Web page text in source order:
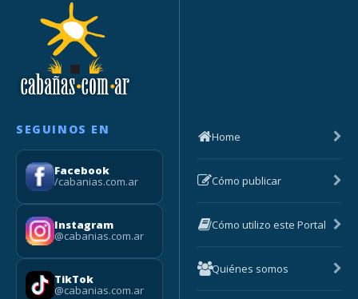
SEGUINOS EN
Facebook
/cabanias.com.ar
Instagram
@cabanias.com.ar
TikTok
@cabanias.com.ar
Home
Cómo publicar
Cómo utilizo este Portal
Quiénes somos